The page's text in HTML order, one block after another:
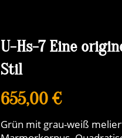
U-Hs-7 Eine
Stil
655,00 €
Grün mit grau-weiß